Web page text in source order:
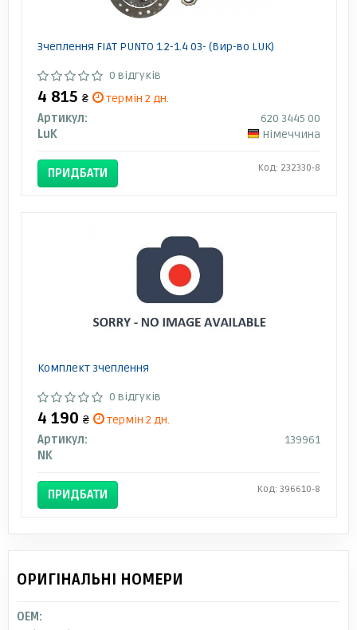
Зчеплення FIAT PUNTO 1.2-1.4 03- (Вир-во LUK)
0 відгуків
4 815 ₴
термін 2 дн.
Артикул:
620 3445 00
LuK
Німеччина
ПРИДБАТИ Код: 232330-8
Комплект зчеплення
0 відгуків
4 190 ₴
термін 2 дн.
Артикул:
139961
NK
ПРИДБАТИ Код: 396610-8
ОРИГІНАЛЬНІ НОМЕРИ
OEM: